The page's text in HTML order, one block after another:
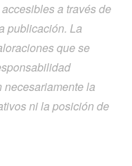
a través de
publicación. La
que se
necesariamente la
ni la posición de